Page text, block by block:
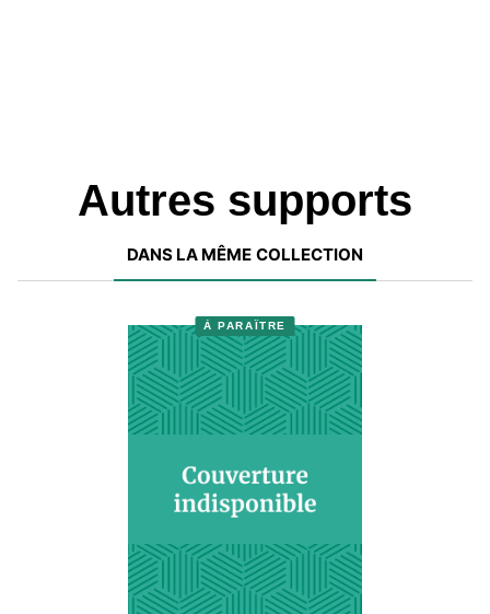
Autres supports
DANS LA MÊME COLLECTION
À PARAÎTRE